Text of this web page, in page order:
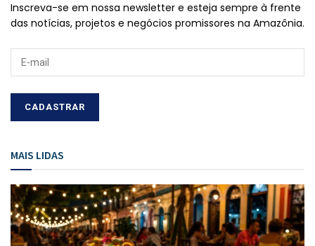
Inscreva-se em nossa newsletter e esteja sempre à frente
das notícias, projetos e negócios promissores na Amazônia.
MAIS LIDAS